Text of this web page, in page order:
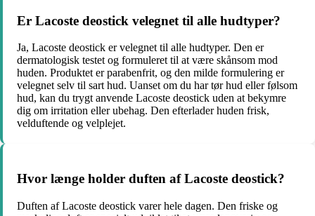
Er Lacoste deostick velegnet til alle hudtyper?
Ja, Lacoste deostick er velegnet til alle hudtyper. Den er
dermatologisk testet og formuleret til at være skånsom mod
huden. Produktet er parabenfrit, og den milde formulering er
velegnet selv til sart hud. Uanset om du har tør hud eller følsom
hud, kan du trygt anvende Lacoste deostick uden at bekymre
dig om irritation eller ubehag. Den efterlader huden frisk,
velduftende og velplejet.
Hvor længe holder duften af Lacoste deostick?
Duften af Lacoste deostick varer hele dagen. Den friske og